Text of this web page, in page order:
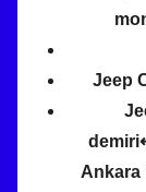
Jeep
Ankara